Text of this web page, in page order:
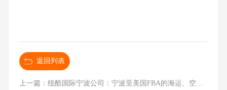
返回列表
上一篇：纽酷国际宁波公司：宁波至美国FBA的海运、空运稳定交付